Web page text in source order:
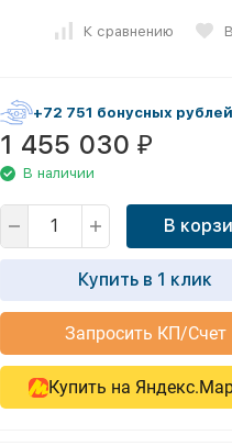
К сравнению
+72 751 бонусных рублей
1 455 030 ₽
В наличии
В
Купить в 1 клик
Запросить КП/Счет
Купить на